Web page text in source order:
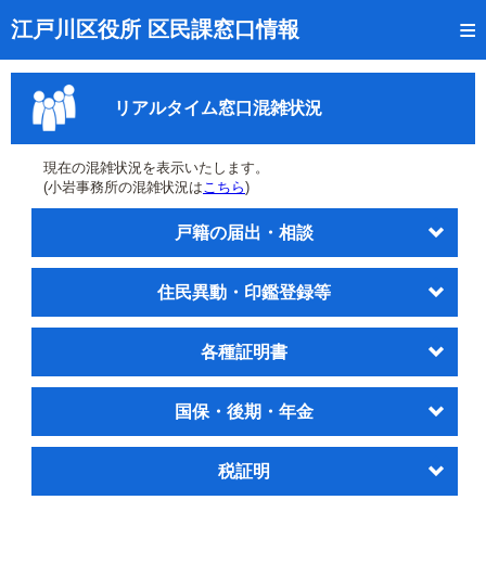
江戸川区役所 区民課窓口情報
トップページ
受付番号の呼出状況確認
証明書の交付状況確認
呼出状況のメール通知登録
事前予約の確認・取消
本サイトのご利用案内
リアルタイム窓口混雑状況
現在の混雑状況を表示いたします。
(小岩事務所の混雑状況はこちら)
戸籍の届出・相談
住民異動・印鑑登録等
各種証明書
国保・後期・年金
税証明